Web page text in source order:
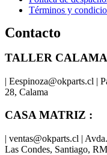
Términos y
Contacto
TALLER
| Eespinoza@okparts.cl |
28, Calama
CASA MATRIZ :
| ventas@okparts.cl |
Las Condes, Santiago,